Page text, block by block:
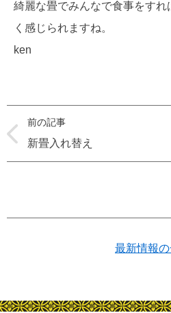
綺麗な畳でみんなで食事をすれ
く感じられますね。
ken
前の記事
新畳入れ替え
最新情報